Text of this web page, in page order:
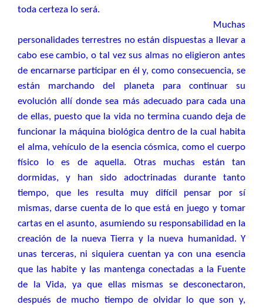
toda certeza lo será.
Muchas
personalidades terrestres no están dispuestas a llevar a
cabo ese cambio, o tal vez sus almas no eligieron antes
de encarnarse participar en él y, como consecuencia, se
están marchando del planeta para continuar su
evolución allí donde sea más adecuado para cada una
de ellas, puesto que la vida no termina cuando deja de
funcionar la máquina biológica dentro de la cual habita
el alma, vehículo de la esencia cósmica, como el cuerpo
físico lo es de aquella. Otras muchas están tan
dormidas, y han sido adoctrinadas durante tanto
tiempo, que les resulta muy difícil pensar por sí
mismas, darse cuenta de lo que está en juego y tomar
cartas en el asunto, asumiendo su responsabilidad en la
creación de la nueva Tierra y la nueva humanidad. Y
unas terceras, ni siquiera cuentan ya con una esencia
que las habite y las mantenga conectadas a la Fuente
de la Vida, ya que ellas mismas se desconectaron,
después de mucho tiempo de olvidar lo que son y,